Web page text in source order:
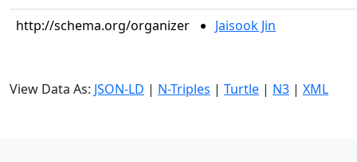
http://schema.org/organizer Jaisook Jin
View Data As: JSON-LD | N-Triples | Turtle | N3 | XML